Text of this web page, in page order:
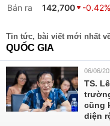
Bán ra
142,700 -0.42%
Tin tức, bài viết mới nhất
QUỐC GIA
06/06/
TS.
cũng
diện